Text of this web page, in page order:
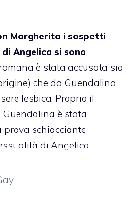
Margherita i sospetti
di Angelica si sono
è stata accusata sia
che da Guendalina
lesbica. Proprio il
è stata
schiacciante
di Angelica.